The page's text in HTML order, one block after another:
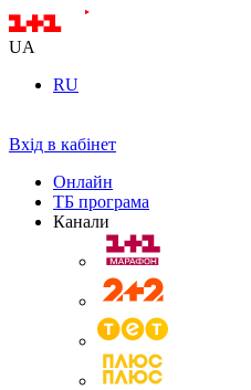
UA
RU
Вхід в кабінет
Онлайн
ТБ програма
Канали